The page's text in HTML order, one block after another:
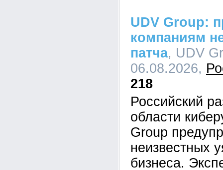
UDV Group:
компаниям
патча, UDV
06.08.2026,
218
Российский
области
Group
неизвестных
бизнеса.